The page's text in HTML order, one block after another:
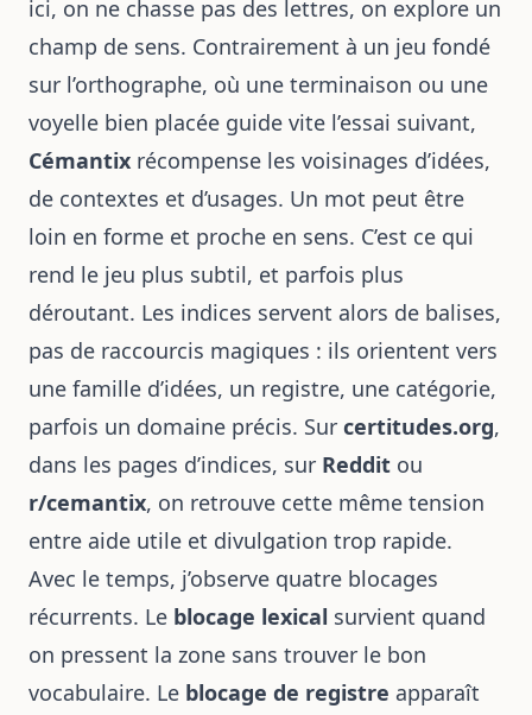
ici, on ne chasse pas des lettres, on explore un
champ de sens. Contrairement à un jeu fondé
sur l’orthographe, où une terminaison ou une
voyelle bien placée guide vite l’essai suivant,
Cémantix récompense les voisinages d’idées,
de contextes et d’usages. Un mot peut être
loin en forme et proche en sens. C’est ce qui
rend le jeu plus subtil, et parfois plus
déroutant. Les indices servent alors de balises,
pas de raccourcis magiques : ils orientent vers
une famille d’idées, un registre, une catégorie,
parfois un domaine précis. Sur certitudes.org,
dans les pages d’indices, sur Reddit ou
r/cemantix, on retrouve cette même tension
entre aide utile et divulgation trop rapide.
Avec le temps, j’observe quatre blocages
récurrents. Le blocage lexical survient quand
on pressent la zone sans trouver le bon
vocabulaire. Le blocage de registre apparaît